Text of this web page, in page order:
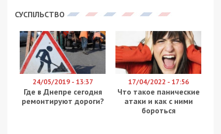
СУСПІЛЬСТВО
24/05/2019 - 13:37
Где в Днепре сегодня
ремонтируют дороги?
17/04/2022 - 17:56
Что такое панические
атаки и как с ними
бороться